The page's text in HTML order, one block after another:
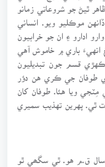
ٿيڻ جو شروعاتي زمانو
موڪليو ويو. انساني
ادارو ۽ ان جو خرابيون
انهيءَ باري ۾ خاموش آهي
قسم جون تبديليون
طوفان جي ڪري هن دؤر
ويا هئا. طوفان کان
ٿي. پهرين تهذيب سميري
سال ق.م هو. ٿي سگھي ٿو